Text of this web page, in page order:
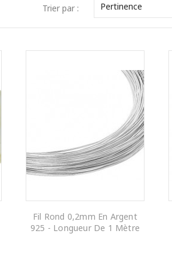
Trier par : Pertinence
Fil Rond 0,2mm En Argent
925 - Longueur De 1 Mètre